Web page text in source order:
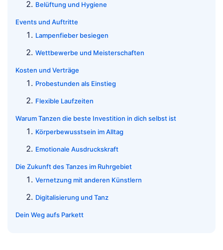
Belüftung und Hygiene
Events und Auftritte
Lampenfieber besiegen
Wettbewerbe und Meisterschaften
Kosten und Verträge
Probestunden als Einstieg
Flexible Laufzeiten
Warum Tanzen die beste Investition in dich selbst ist
Körperbewusstsein im Alltag
Emotionale Ausdruckskraft
Die Zukunft des Tanzes im Ruhrgebiet
Vernetzung mit anderen Künstlern
Digitalisierung und Tanz
Dein Weg aufs Parkett